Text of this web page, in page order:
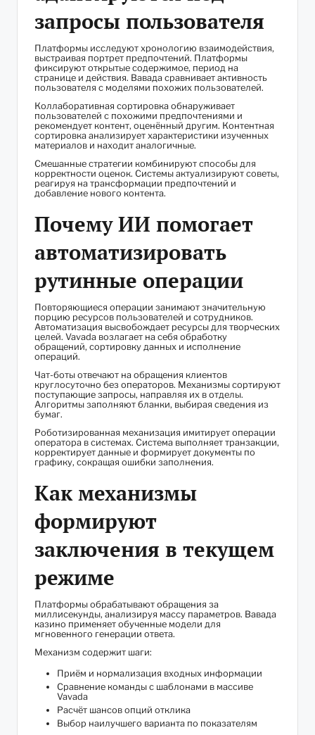
запросы пользователя
Платформы исследуют хронологию взаимодействия,
выстраивая портрет предпочтений. Платформы
фиксируют открытые содержимое, период на
странице и действия. Вавада сравнивает активность
пользователя с моделями похожих пользователей.
Коллаборативная сортировка обнаруживает
пользователей с похожими предпочтениями и
рекомендует контент, оценённый другим. Контентная
сортировка анализирует характеристики изученных
материалов и находит аналогичные.
Смешанные стратегии комбинируют способы для
корректности оценок. Системы актуализируют советы,
реагируя на трансформации предпочтений и
добавление нового контента.
Почему ИИ помогает
автоматизировать
рутинные операции
Повторяющиеся операции занимают значительную
порцию ресурсов пользователей и сотрудников.
Автоматизация высвобождает ресурсы для творческих
целей. Vavada возлагает на себя обработку
обращений, сортировку данных и исполнение
операций.
Чат-боты отвечают на обращения клиентов
круглосуточно без операторов. Механизмы сортируют
поступающие запросы, направляя их в отделы.
Алгоритмы заполняют бланки, выбирая сведения из
бумаг.
Роботизированная механизация имитирует операции
оператора в системах. Система выполняет транзакции,
корректирует данные и формирует документы по
графику, сокращая ошибки заполнения.
Как механизмы
формируют
заключения в текущем
режиме
Платформы обрабатывают обращения за
миллисекунды, анализируя массу параметров. Вавада
казино применяет обученные модели для
мгновенного генерации ответа.
Механизм содержит шаги:
Приём и нормализация входных информации
Сравнение команды с шаблонами в массиве
Vavada
Расчёт шансов опций отклика
Выбор наилучшего варианта по показателям